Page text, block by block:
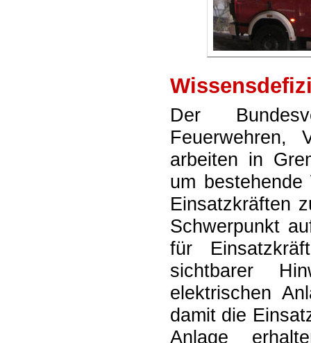
Der
Feuerwehren,
arbeiten in
um
Einsatzkräften
Schwerpunkt
für
sichtbarer
elektrischen
damit die
Anlage